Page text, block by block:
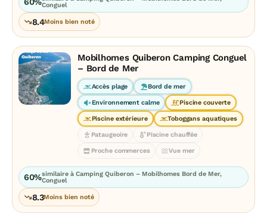
Conguel
8.4Moins bien noté
Mobilhomes Quiberon Camping Conguel
– Bord de Mer
Accès plage Bord de mer
Environnement calme Piscine couverte
Piscine extérieure Toboggans aquatiques
Pataugeoire Piscine chauffée
Proche commerces Vue mer
60%similaire à Camping Quiberon – Mobilhomes Bord de Mer,
Conguel
8.3Moins bien noté